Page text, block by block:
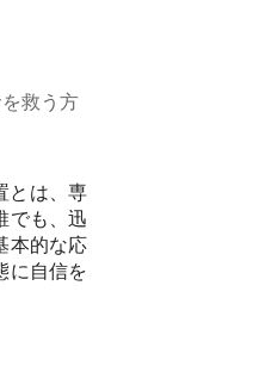
救う方
とは、専
でも、迅
本的な応
に自信を